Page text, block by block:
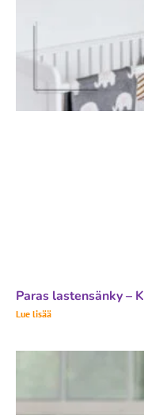
Paras lastensänky –
Lue lisää